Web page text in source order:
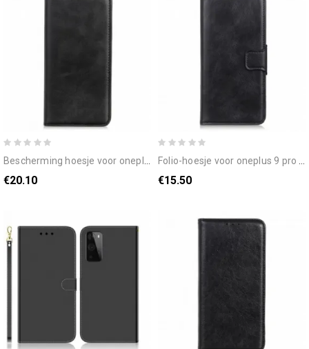
bescherming hoesje voor oneplus 9 pro folio-hoesje sober splitleer
€20.10
folio-hoesje voor oneplus 9 pro omkeerbaar leereffect met gesp
€15.50